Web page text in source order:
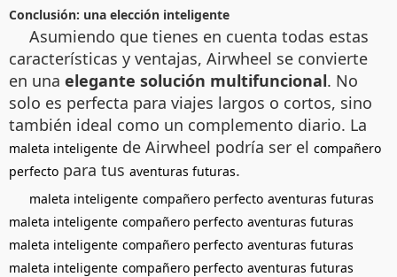
Conclusión: una elección inteligente
Asumiendo que tienes en cuenta todas estas
características y ventajas, Airwheel se convierte
en una elegante solución multifuncional. No
solo es perfecta para viajes largos o cortos, sino
también ideal como un complemento diario. La
maleta inteligente de Airwheel podría ser el compañero
perfecto para tus aventuras futuras.
maleta inteligente compañero perfecto aventuras futuras
maleta inteligente compañero perfecto aventuras futuras
maleta inteligente compañero perfecto aventuras futuras
maleta inteligente compañero perfecto aventuras futuras